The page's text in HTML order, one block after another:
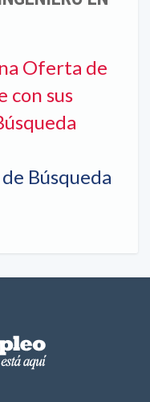
Oferta de
con sus
Búsqueda